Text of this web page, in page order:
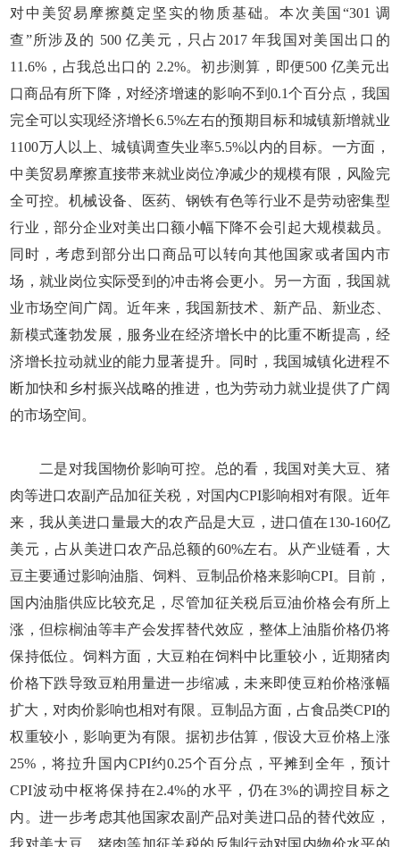
对中美贸易摩擦奠定坚实的物质基础。本次美国“301 调
查”所涉及的 500 亿美元，只占2017 年我国对美国出口的
11.6%，占我总出口的 2.2%。初步测算，即便500 亿美元出
口商品有所下降，对经济增速的影响不到0.1个百分点，我国
完全可以实现经济增长6.5%左右的预期目标和城镇新增就业
1100万人以上、城镇调查失业率5.5%以内的目标。一方面，
中美贸易摩擦直接带来就业岗位净减少的规模有限，风险完
全可控。机械设备、医药、钢铁有色等行业不是劳动密集型
行业，部分企业对美出口额小幅下降不会引起大规模裁员。
同时，考虑到部分出口商品可以转向其他国家或者国内市
场，就业岗位实际受到的冲击将会更小。另一方面，我国就
业市场空间广阔。近年来，我国新技术、新产品、新业态、
新模式蓬勃发展，服务业在经济增长中的比重不断提高，经
济增长拉动就业的能力显著提升。同时，我国城镇化进程不
断加快和乡村振兴战略的推进，也为劳动力就业提供了广阔
的市场空间。
二是对我国物价影响可控。总的看，我国对美大豆、猪
肉等进口农副产品加征关税，对国内CPI影响相对有限。近年
来，我从美进口量最大的农产品是大豆，进口值在130-160亿
美元，占从美进口农产品总额的60%左右。从产业链看，大
豆主要通过影响油脂、饲料、豆制品价格来影响CPI。目前，
国内油脂供应比较充足，尽管加征关税后豆油价格会有所上
涨，但棕榈油等丰产会发挥替代效应，整体上油脂价格仍将
保持低位。饲料方面，大豆粕在饲料中比重较小，近期猪肉
价格下跌导致豆粕用量进一步缩减，未来即使豆粕价格涨幅
扩大，对肉价影响也相对有限。豆制品方面，占食品类CPI的
权重较小，影响更为有限。据初步估算，假设大豆价格上涨
25%，将拉升国内CPI约0.25个百分点，平摊到全年，预计
CPI波动中枢将保持在2.4%的水平，仍在3%的调控目标之
内。进一步考虑其他国家农副产品对美进口品的替代效应，
我对美大豆、猪肉等加征关税的反制行动对国内物价水平的